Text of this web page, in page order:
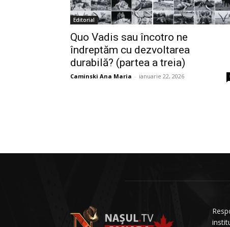
Editorial
Quo Vadis sau încotro ne
îndreptăm cu dezvoltarea
durabilă? (partea a treia)
Caminski Ana Maria - ianuarie 22, 2026